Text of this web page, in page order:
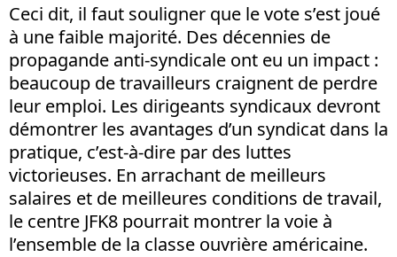
Ceci dit, il faut souligner que le vote s’est joué
à une faible majorité. Des décennies de
propagande anti-syndicale ont eu un impact :
beaucoup de travailleurs craignent de perdre
leur emploi. Les dirigeants syndicaux devront
démontrer les avantages d’un syndicat dans la
pratique, c’est-à-dire par des luttes
victorieuses. En arrachant de meilleurs
salaires et de meilleures conditions de travail,
le centre JFK8 pourrait montrer la voie à
l’ensemble de la classe ouvrière américaine.